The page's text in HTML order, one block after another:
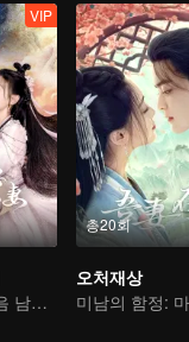
VIP
귀신 아내와 얼음 남편의 쌍방 공략
총20회
오처재상